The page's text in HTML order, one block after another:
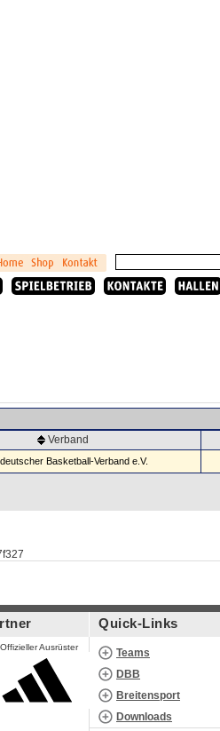
Verband
Basketball-Verband e.V.
Offizieller Ausrüster
Quick-Links
Teams
DBB
Breitensport
Downloads